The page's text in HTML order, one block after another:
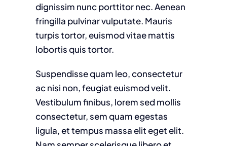
dignissim nunc porttitor nec. Aenean
fringilla pulvinar vulputate. Mauris
turpis tortor, euismod vitae mattis
lobortis quis tortor.
Suspendisse quam leo, consectetur
ac nisi non, feugiat euismod velit.
Vestibulum finibus, lorem sed mollis
consectetur, sem quam egestas
ligula, et tempus massa elit eget elit.